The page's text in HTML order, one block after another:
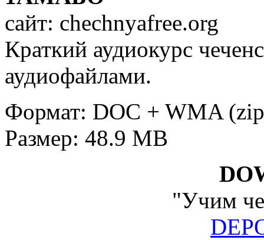
сайт: chechnyafree.org
Краткий аудиокурс
аудиофайлами.
Формат: DOC + WMA
Размер: 48.9 MB
"Учим